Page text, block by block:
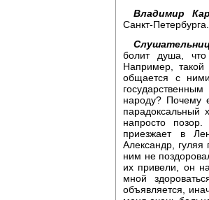
Владимир
Санкт-Петербурга.
болит душа,
Например,
общается с
народу? Почему
парадоксальный
напросто
приезжает в
Александр, гуляя
ним не
их привели, он
мной
объявляется,